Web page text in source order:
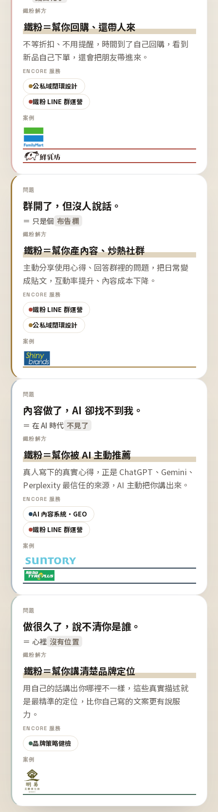
鐵粉解方
鐵粉＝幫你回購、還帶人來
不等折扣、不用提醒，時間到了自己回購，看到
新品自己下單，還會把朋友帶進來。
ENCORE 服務
公私域閉環設計
鐵粉 LINE 群運營
案例
問題
群開了，但沒人說話。
＝ 只是個 布告欄
鐵粉解方
鐵粉＝幫你產內容、炒熱社群
主動分享使用心得、回答群裡的問題，把日常變
成貼文，互動率提升、內容成本下降。
ENCORE 服務
鐵粉 LINE 群運營
公私域閉環設計
案例
問題
內容做了，AI 卻找不到我。
＝ 在 AI 時代 不見了
鐵粉解方
鐵粉＝幫你被 AI 主動推薦
真人寫下的真實心得，正是 ChatGPT、Gemini、
Perplexity 最信任的來源，AI 主動把你講出來。
ENCORE 服務
AI 內容系統・GEO
鐵粉 LINE 群運營
案例
問題
做很久了，說不清你是誰。
＝ 心裡 沒有位置
鐵粉解方
鐵粉＝幫你講清楚品牌定位
用自己的話講出你哪裡不一樣，這些真實描述就
是最精準的定位，比你自己寫的文案更有說服
力。
ENCORE 服務
品牌策略健檢
案例